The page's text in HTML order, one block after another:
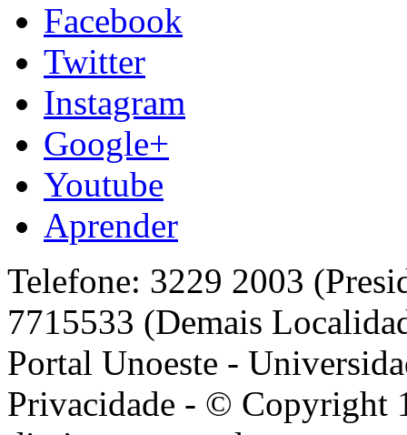
Facebook
Twitter
Instagram
Google+
Youtube
Aprender
Telefone: 3229 2003
7715533 (Demais
Portal Unoeste -
Privacidade - © Copyright